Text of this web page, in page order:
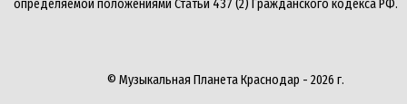
определяемой положениями Статьи 437 (2) Гражданского кодекса РФ.
© Музыкальная Планета Краснодар - 2026 г.